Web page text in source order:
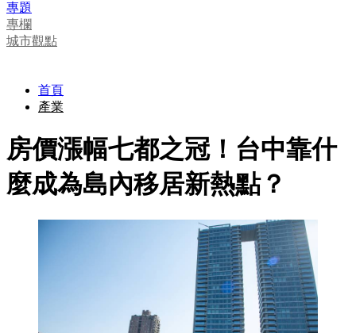
專題
專欄
城市觀點
首頁
產業
房價漲幅七都之冠！台中靠什
麼成為島內移居新熱點？